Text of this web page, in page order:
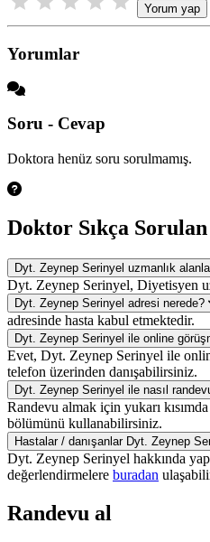
Yorum yap
Yorumlar
Soru - Cevap
Doktora henüz soru sorulmamış.
Doktor Sıkça
Dyt. Zeynep Serinyel uzmanlık
Dyt. Zeynep Serinyel, Diyetisyen
Dyt. Zeynep Serinyel adresi nerede?
adresinde hasta kabul etmektedir.
Dyt. Zeynep Serinyel ile online
Evet, Dyt. Zeynep Serinyel ile
telefon üzerinden danışabilirsiniz.
Dyt. Zeynep Serinyel ile nasıl
Randevu almak için yukarı
bölümünü kullanabilirsiniz.
Hastalar / danışanlar Dyt. Zeynep
Dyt. Zeynep Serinyel hakkında
değerlendirmelere buradan
Randevu al